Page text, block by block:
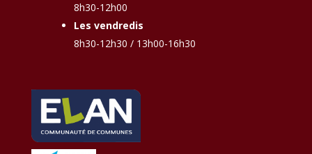
8h30-12h00
Les vendredis
8h30-12h30 / 13h00-16h30